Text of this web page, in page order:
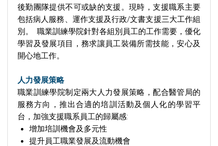
後勤團隊提供不可或缺的支援。現時，支援職系主要
包括病人服務、運作支援及行政/文書支援三大工作組
別。 職業訓練學院針對各組別員工的工作需要，優化
學習及發展項目，務求讓員工裝備所需技能，安心及
開心地工作。
人力發展策略
職業訓練學院制定兩大人力發展策略，配合醫管局的
服務方向，推出合適的培訓活動及個人化的學習平
台，加強支援職系員工的歸屬感:
增加培訓機會及多元性
提升員工職業發展及流動機會